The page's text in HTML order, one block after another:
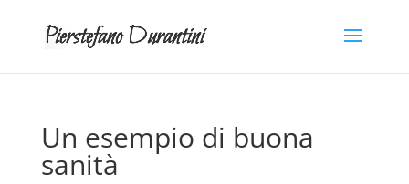
Un esempio di buona
sanità